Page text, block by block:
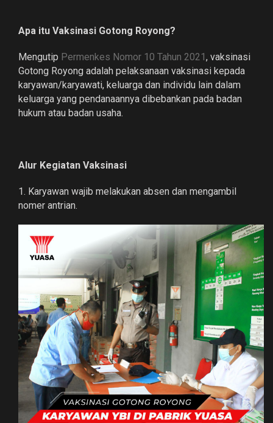
Apa itu Vaksinasi Gotong Royong?
Mengutip Permenkes Nomor 10 Tahun 2021, vaksinasi
Gotong Royong adalah pelaksanaan vaksinasi kepada
karyawan/karyawati, keluarga dan individu lain dalam
keluarga yang pendanaannya dibebankan pada badan
hukum atau badan usaha.
Alur Kegiatan Vaksinasi
1. Karyawan wajib melakukan absen dan mengambil
nomer antrian.